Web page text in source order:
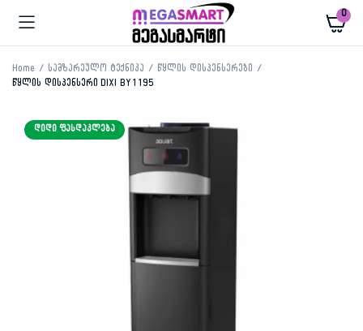
0
Home სამზარეულო ტექნიკა
წყლის დისპენსერები
წყლის დისპენსერი DIXI BY1195
ᲓᲘᲓᲘ ᲤᲐᲡᲓᲐᲙᲚᲔᲑᲐ